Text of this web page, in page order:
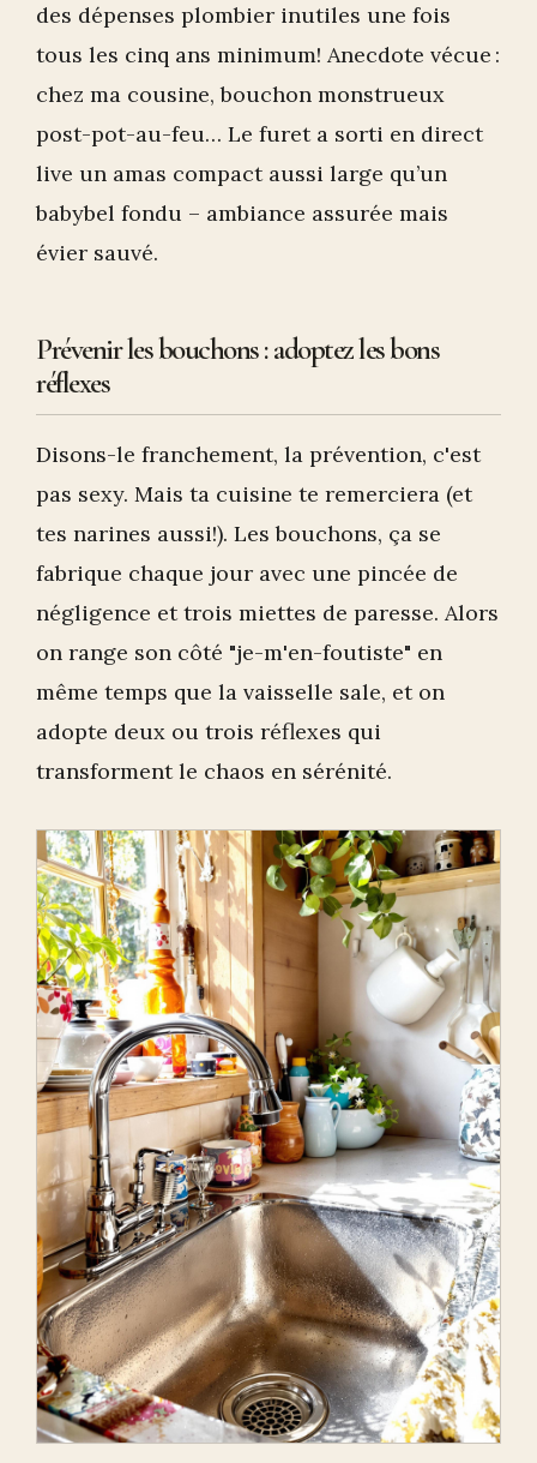
des dépenses plombier inutiles une fois
tous les cinq ans minimum! Anecdote vécue :
chez ma cousine, bouchon monstrueux
post-pot-au-feu… Le furet a sorti en direct
live un amas compact aussi large qu’un
babybel fondu – ambiance assurée mais
évier sauvé.
Prévenir les bouchons : adoptez les bons
réflexes
Disons-le franchement, la prévention, c'est
pas sexy. Mais ta cuisine te remerciera (et
tes narines aussi!). Les bouchons, ça se
fabrique chaque jour avec une pincée de
négligence et trois miettes de paresse. Alors
on range son côté "je-m'en-foutiste" en
même temps que la vaisselle sale, et on
adopte deux ou trois réflexes qui
transforment le chaos en sérénité.